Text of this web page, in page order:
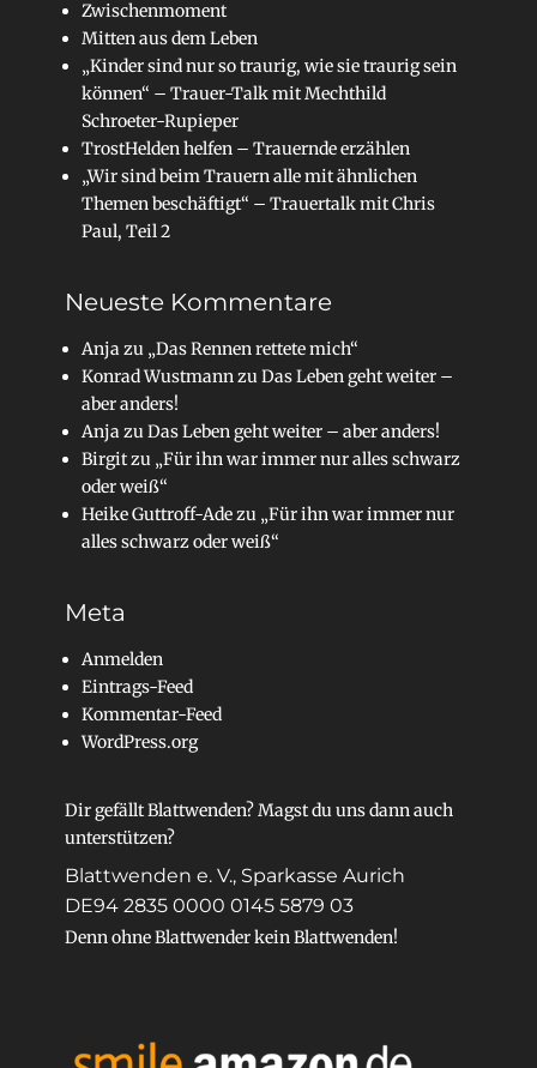
Zwischenmoment
Mitten aus dem Leben
„Kinder sind nur so traurig, wie sie traurig sein
können“ – Trauer-Talk mit Mechthild
Schroeter-Rupieper
TrostHelden helfen – Trauernde erzählen
„Wir sind beim Trauern alle mit ähnlichen
Themen beschäftigt“ – Trauertalk mit Chris
Paul, Teil 2
Neueste Kommentare
Anjazu „Das Rennen rettete mich“
Konrad WustmannzuDas Leben geht weiter –
aber anders!
AnjazuDas Leben geht weiter – aber anders!
Birgitzu „Für ihn war immer nur alles schwarz
oder weiß“
Heike Guttroff-Adezu „Für ihn war immer nur
alles schwarz oder weiß“
Meta
Anmelden
Eintrags-Feed
Kommentar-Feed
WordPress.org
Dir gefällt Blattwenden? Magst du uns dann auch
unterstützen?
Blattwenden e. V., Sparkasse Aurich
DE94 2835 0000 0145 5879 03
Denn ohne Blattwender kein Blattwenden!